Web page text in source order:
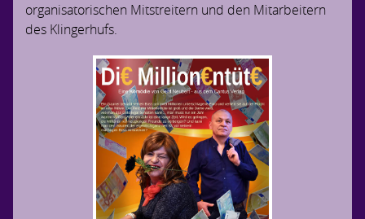
organisatorischen Mitstreitern und den Mitarbeitern
des Klingerhufs.